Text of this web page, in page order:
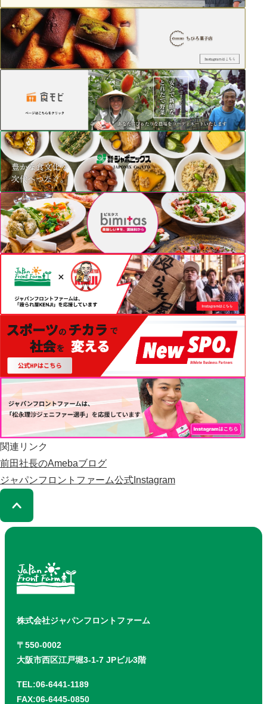
関連リンク
前田社長のAmebaブログ
ジャパンフロントファーム公式Instagram
株式会社ジャパンフロントファーム
〒550-0002
大阪市西区江戸堀3-1-7 JPビル3階
TEL:06-6441-1189
FAX:06-6445-0850